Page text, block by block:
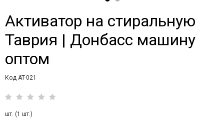
Активатор на стиральную
Таврия | Донбасс машину
оптом
Код AT-021
шт. (1 шт.)